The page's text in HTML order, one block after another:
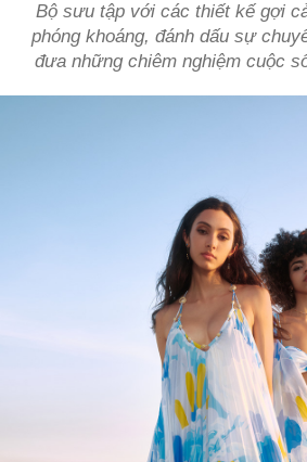
Bộ sưu tập với các thiết kế gợi
phóng khoáng, đánh dấu sự
đưa những chiêm nghiệm cuộc